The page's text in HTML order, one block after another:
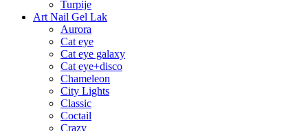
Turpije
Art Nail Gel Lak
Aurora
Cat eye
Cat eye galaxy
Cat eye+disco
Chameleon
City Lights
Classic
Coctail
Crazy